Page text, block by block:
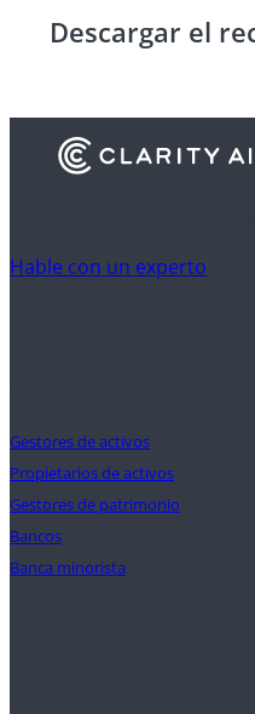
Descargar el
Descubra cómo las
Hable con un experto
Gestores de activos
Propietarios de activos
Gestores de patrimonio
Bancos
Banca minorista